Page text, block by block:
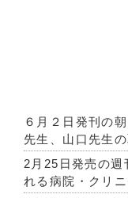
６月２日発刊の
先生、山口先生
2月25日発売の週
れる病院・クリ